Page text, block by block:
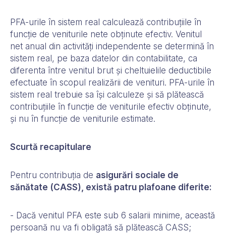
PFA-urile în sistem real calculează contribuțiile în
funcție de veniturile nete obținute efectiv. Venitul
net anual din activități independente se determină în
sistem real, pe baza datelor din contabilitate, ca
diferenta între venitul brut și cheltuielile deductibile
efectuate în scopul realizării de venituri. PFA-urile în
sistem real trebuie sa își calculeze și să plătească
contribuțiile în funcție de veniturile efectiv obținute,
și nu în funcție de veniturile estimate.
Scurtă recapitulare
Pentru contribuția de asigurări sociale de
sănătate (CASS), există patru plafoane diferite:
- Dacă venitul PFA este sub 6 salarii minime, această
persoană nu va fi obligată să plătească CASS;